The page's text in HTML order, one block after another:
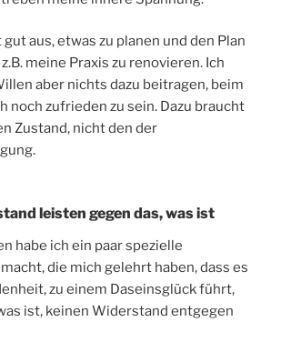
aus, etwas zu planen und den Plan
meine Praxis zu renovieren. Ich
aber nichts dazu beitragen, beim
noch zufrieden zu sein. Dazu braucht
Zustand, nicht den der
leisten gegen das, was ist
habe ich ein paar spezielle
die mich gelehrt haben, dass es
zu einem Daseinsglück führt,
ist, keinen Widerstand entgegen